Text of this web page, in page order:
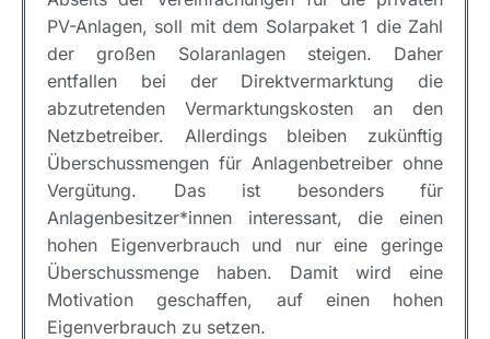
PV-Anlagen, soll mit dem Solarpaket 1 die Zahl
der großen Solaranlagen steigen. Daher
entfallen bei der Direktvermarktung die
abzutretenden Vermarktungskosten an den
Netzbetreiber. Allerdings bleiben zukünftig
Überschussmengen für Anlagenbetreiber ohne
Vergütung. Das ist besonders für
Anlagenbesitzer*innen interessant, die einen
hohen Eigenverbrauch und nur eine geringe
Überschussmenge haben. Damit wird eine
Motivation geschaffen, auf einen hohen
Eigenverbrauch zu setzen.